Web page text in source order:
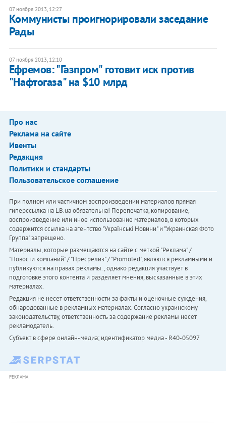
07 ноября 2013, 12:27
Коммунисты проигнорировали заседание
Рады
07 ноября 2013, 12:10
Ефремов: "Газпром" готовит иск против
"Нафтогаза" на $10 млрд
Про нас
Реклама на сайте
Ивенты
Редакция
Политики и стандарты
Пользовательское соглашение
При полном или частичном воспроизведении материалов прямая
гиперссылка на LB.ua обязательна! Перепечатка, копирование,
воспроизведение или иное использование материалов, в которых
содержится ссылка на агентство "Українськi Новини" и "Украинская Фото
Группа" запрещено.
Материалы, которые размещаются на сайте с меткой "Реклама" /
"Новости компаний" / "Пресрелиз" / "Promoted", являются рекламными и
публикуются на правах рекламы. , однако редакция участвует в
подготовке этого контента и разделяет мнения, высказанные в этих
материалах.
Редакция не несет ответственности за факты и оценочные суждения,
обнародованные в рекламных материалах. Согласно украинскому
законодательству, ответственность за содержание рекламы несет
рекламодатель.
Субъект в сфере онлайн-медиа; идентификатор медиа - R40-05097
РЕКЛАМА